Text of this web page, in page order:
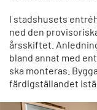
I stadshusets
ned den
årsskiftet.
bland annat med
ska monteras.
färdigställandet